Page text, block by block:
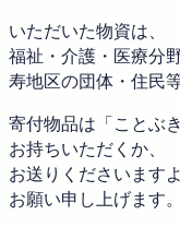
いただいた物資は、
福祉・介護・医療分野
寿地区の団体・住民
寄付物品は「ことぶ
お持ちいただくか、
お送りくださいます
お願い申し上げます。